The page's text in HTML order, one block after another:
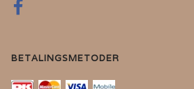
BETALINGSMETODER